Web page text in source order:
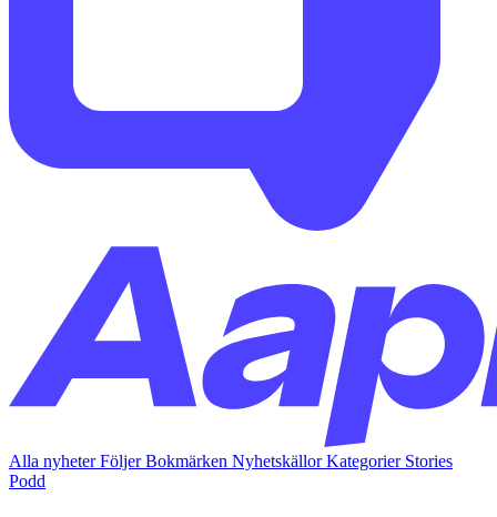
Alla nyheterFöljerBokmärken NyhetskällorKategorier Stories
Podd